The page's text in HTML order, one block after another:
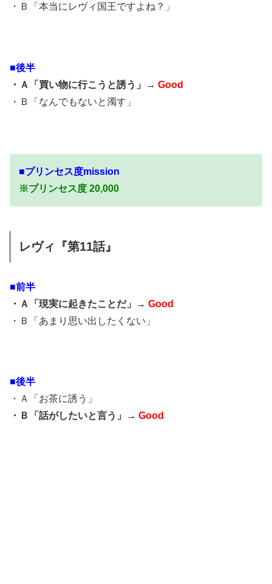
・Ｂ「本当にレヴィ国王ですよね？」
■後半
・Ａ「買い物に行こうと誘う」→ Good
・Ｂ「なんでもないと濁す」
■プリンセス度mission
※プリンセス度 20,000
レヴィ『第11話』
■前半
・Ａ「現実に起きたことだ」→ Good
・Ｂ「あまり思い出したくない」
■後半
・Ａ「お茶に誘う」
・Ｂ「話がしたいと言う」→ Good